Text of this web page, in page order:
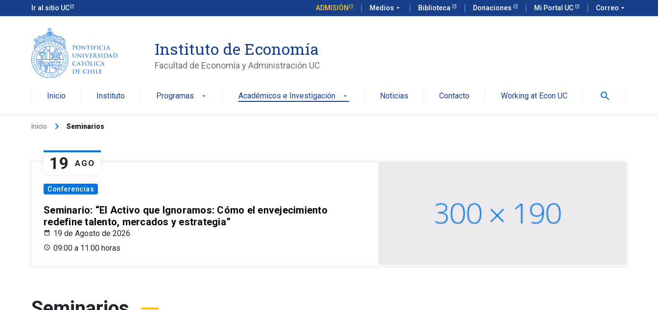
Ir al sitio UC ADMISIÓN Medios arrow_drop_down Biblioteca Donaciones Mi Portal UC Correo arrow_drop_down
Instituto de Economía
Facultad de Economía y Administración UC
Inicio Instituto Programas arrow_drop_down Académicos e Investigación arrow_drop_down Noticias Contacto Working at Econ UC search
Inicio keyboard_arrow_right Seminarios
19 AGO
Conferencias
Seminario: “El Activo que Ignoramos: Cómo el envejecimiento
redefine talento, mercados y estrategia”
19 de Agosto de 2026
09:00 a 11:00 horas